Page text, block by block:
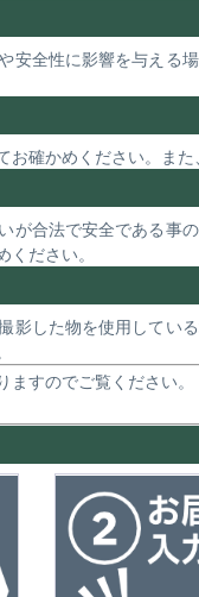
安全性に影響を与える
確かめください。ま
が合法で安全である事
ださい。
影した物を使用してい
すのでご覧ください。